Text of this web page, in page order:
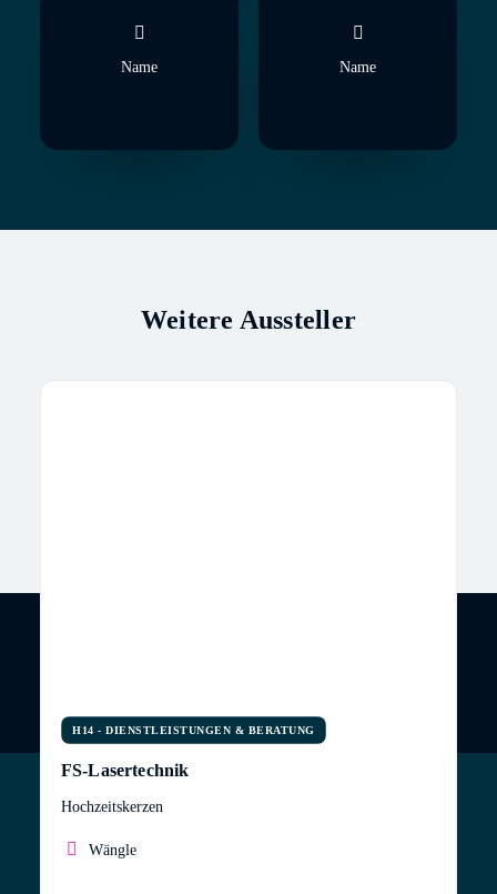
Name Name
Weitere Aussteller
H14 - DIENSTLEISTUNGEN & BERATUNG
FS-Lasertechnik
Hochzeitskerzen
Wängle